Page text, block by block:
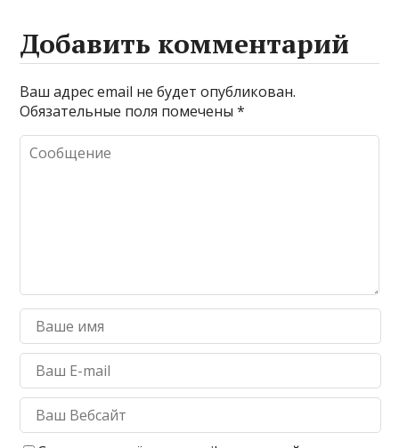
Добавить комментарий
Ваш адрес email не будет опубликован.
Обязательные поля помечены*